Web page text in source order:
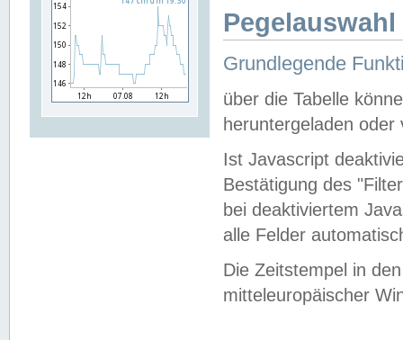
Grundlegende
über die Tabelle
heruntergeladen oder
Ist Javascript
Bestätigung des
bei deaktiviertem
alle Felder
Die Zeitstempel in
mitteleuropäischer